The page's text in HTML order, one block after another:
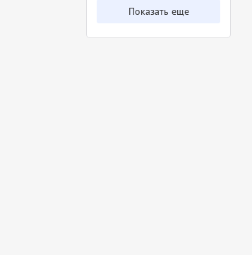
Показать еще